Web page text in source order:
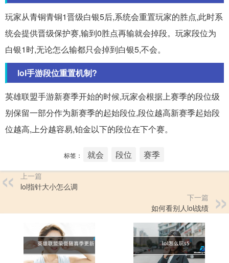
玩家从青铜青铜1晋级白银5后,系统会重置玩家的胜点,此时系
统会提供晋级保护赛,输到0胜点再输就会掉段。玩家段位为
白银1时,无论怎么输都只会掉到白银5,不会。
lol手游段位重置机制?
英雄联盟手游新赛季开始的时候,玩家会根据上赛季的段位级
别保留一部分作为新赛季的起始段位,段位越高新赛季起始段
位越高,上分越容易,铂金以下的段位在下个赛。
标签： 就会 段位 赛季
上一篇
lol指针大小怎么调
下一篇
如何看别人lol战绩